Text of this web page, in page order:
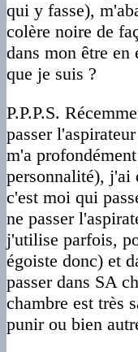
qui y fasse),
colère noire de
dans mon être
que je suis ?
P.P.P.S.
passer
m'a
personnalité), j'ai
c'est moi qui
ne passer
j'utilise parfois,
égoiste donc) et
passer dans SA
chambre est très
punir ou bien